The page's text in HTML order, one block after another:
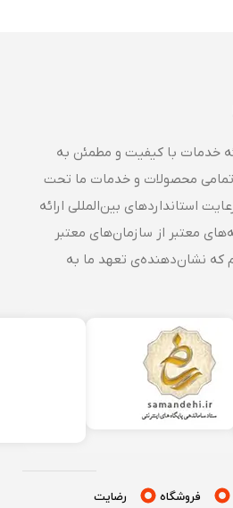
با کیفیت و مطمئن به
محصولات و خدمات ما تحت
بین‌المللی ارائه
معتبر از سازمان‌های معتبر
نشان‌دهنده‌ی تعهد ما به
فروشگاه
رضایت